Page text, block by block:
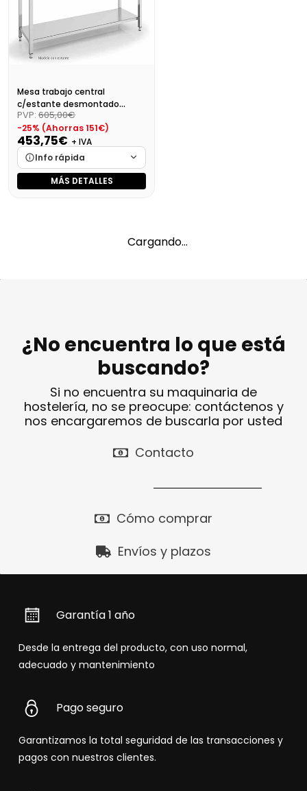
611,66 €
Mesa trabajo central
c/estante desmontado
Dim:1400X700X850
PVP: 605,00€
-25% (Ahorras 151€)
453,75€ + IVA
Info rápida
Marca
Cargando…
549,04 €
MÁS DETALLES
Cargando…
¿No encuentra lo que está
buscando?
Si no encuentra su maquinaria de
hostelería, no se preocupe: contáctenos y
nos encargaremos de buscarla por usted
Contacto
Cómo comprar
Envíos y plazos
Garantía 1 año
Desde la entrega del producto, con uso normal,
adecuado y mantenimiento
Pago seguro
Garantizamos la total seguridad de las transacciones y
pagos con nuestros clientes.